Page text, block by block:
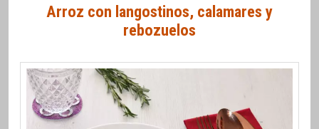
Arroz con langostinos, calamares y
rebozuelos